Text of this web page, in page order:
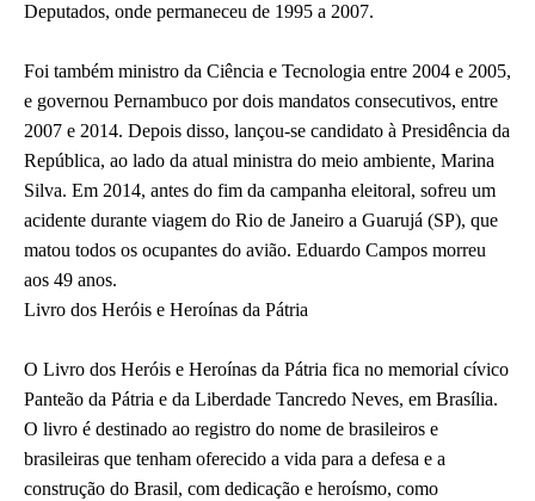
Deputados, onde permaneceu de 1995 a 2007.
Foi também ministro da Ciência e Tecnologia entre 2004 e 2005,
e governou Pernambuco por dois mandatos consecutivos, entre
2007 e 2014. Depois disso, lançou-se candidato à Presidência da
República, ao lado da atual ministra do meio ambiente, Marina
Silva. Em 2014, antes do fim da campanha eleitoral, sofreu um
acidente durante viagem do Rio de Janeiro a Guarujá (SP), que
matou todos os ocupantes do avião. Eduardo Campos morreu
aos 49 anos.
Livro dos Heróis e Heroínas da Pátria
O Livro dos Heróis e Heroínas da Pátria fica no memorial cívico
Panteão da Pátria e da Liberdade Tancredo Neves, em Brasília.
O livro é destinado ao registro do nome de brasileiros e
brasileiras que tenham oferecido a vida para a defesa e a
construção do Brasil, com dedicação e heroísmo, como